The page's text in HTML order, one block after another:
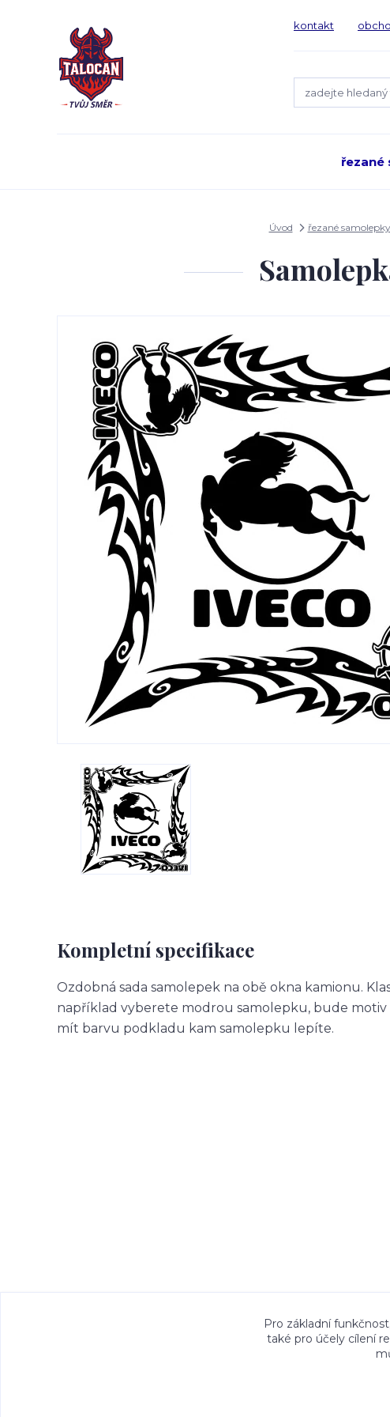
kontakt
řezané
Úvod řezané samolepky
Kompletní specifikace
Ozdobná sada samolepek na obě okna kamionu.
například vyberete modrou samolepku, bude
mít barvu podkladu kam samolepku lepíte.
Veškeré fotografie, grafické návrhy, vizualizace a
právem. Jejich použití bez předchozího písemného
Pro základní
také pro účely cílení